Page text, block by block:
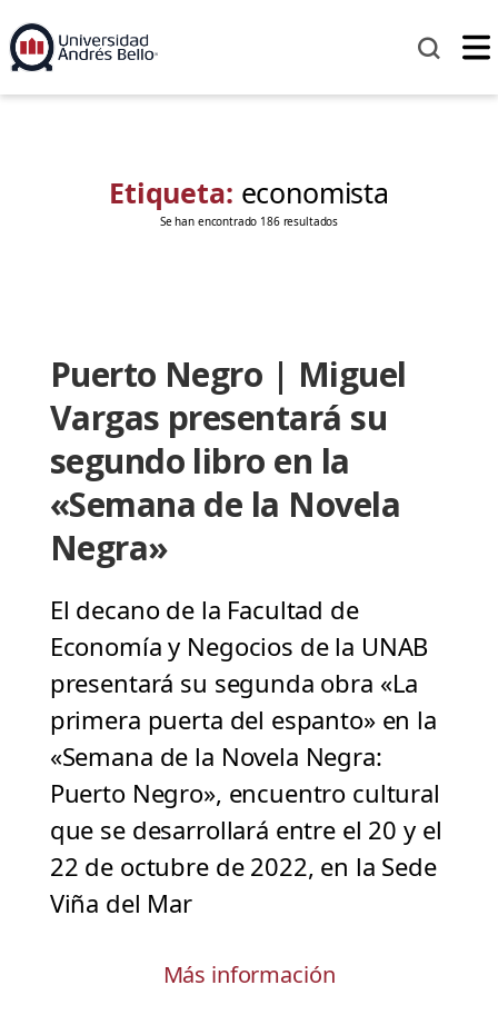
Etiqueta: economista
Se han encontrado 186 resultados
Puerto Negro | Miguel
Vargas presentará su
segundo libro en la
«Semana de la Novela
Negra»
El decano de la Facultad de
Economía y Negocios de la UNAB
presentará su segunda obra «La
primera puerta del espanto» en la
«Semana de la Novela Negra:
Puerto Negro», encuentro cultural
que se desarrollará entre el 20 y el
22 de octubre de 2022, en la Sede
Viña del Mar
Más información